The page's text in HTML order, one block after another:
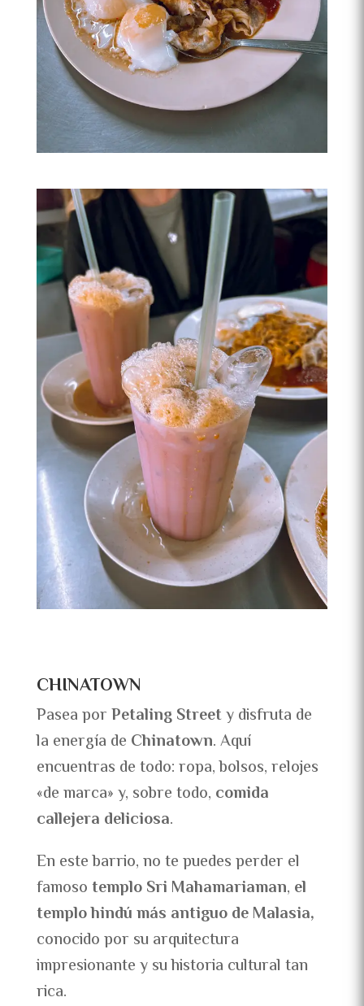
CHINATOWN
Pasea porPetaling Streety disfruta de
la energía de Chinatown. Aquí
encuentras de todo: ropa, bolsos, relojes
«de marca» y, sobre todo, comida
callejera deliciosa.
En este barrio, no te puedes perder el
famosotemplo Sri Mahamariaman, el
templo hindú más antiguo de Malasia,
conocido por su arquitectura
impresionante y su historia cultural tan
rica.